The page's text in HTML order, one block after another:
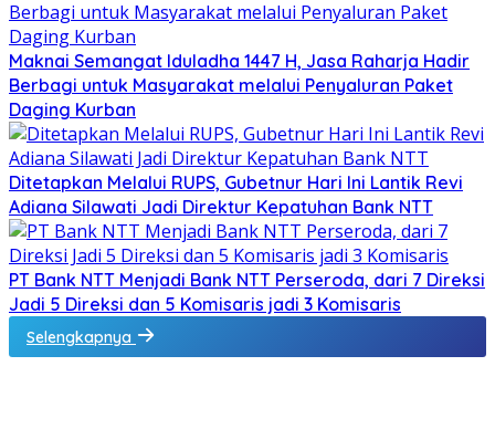
Maknai Semangat Iduladha 1447 H, Jasa Raharja Hadir
Berbagi untuk Masyarakat melalui Penyaluran Paket
Daging Kurban
Ditetapkan Melalui RUPS, Gubetnur Hari Ini Lantik Revi
Adiana Silawati Jadi Direktur Kepatuhan Bank NTT
PT Bank NTT Menjadi Bank NTT Perseroda, dari 7 Direksi
Jadi 5 Direksi dan 5 Komisaris jadi 3 Komisaris
Selengkapnya